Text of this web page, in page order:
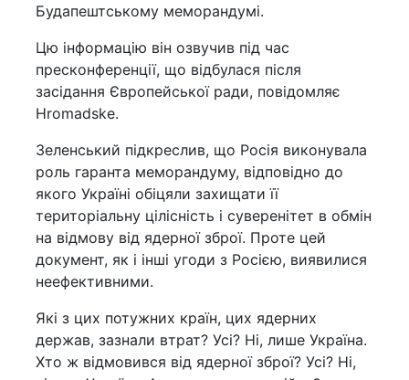
Будапештському меморандумі.
Цю інформацію він озвучив під час
пресконференції, що відбулася після
засідання Європейської ради, повідомляє
Hromadske.
Зеленський підкреслив, що Росія виконувала
роль гаранта меморандуму, відповідно до
якого Україні обіцяли захищати її
територіальну цілісність і суверенітет в обмін
на відмову від ядерної зброї. Проте цей
документ, як і інші угоди з Росією, виявилися
неефективними.
Які з цих потужних країн, цих ядерних
держав, зазнали втрат? Усі? Ні, лише Україна.
Хто ж відмовився від ядерної зброї? Усі? Ні,